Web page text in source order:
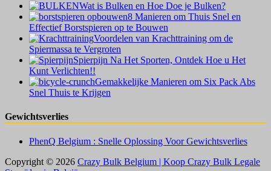
Wat is Bulken en Hoe Doe je Bulken?
8 Manieren om Thuis Snel en
Effectief Borstspieren op te Bouwen
Voordelen van Krachttraining om de
Spiermassa te Vergroten
Spierpijn Na Het Sporten, Ontdek Hoe u Het
Kunt Verlichten!!
Gemakkelijke Manieren om Six Pack Abs
Snel Thuis te Krijgen
Gewichtsverlies
PhenQ Belgium : Snelle Oplossing Voor Gewichtsverlies
Copyright © 2026 Crazy Bulk Belgium | Koop Crazy Bulk Legale